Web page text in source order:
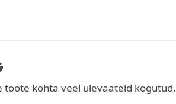
toote kohta veel ülevaateid kogutud.